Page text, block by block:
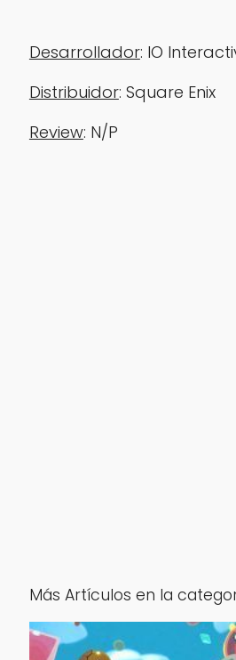
Desarrollador: IO
‎Distribuidor: Square Enix
Review: N/P
Más Artículos en la